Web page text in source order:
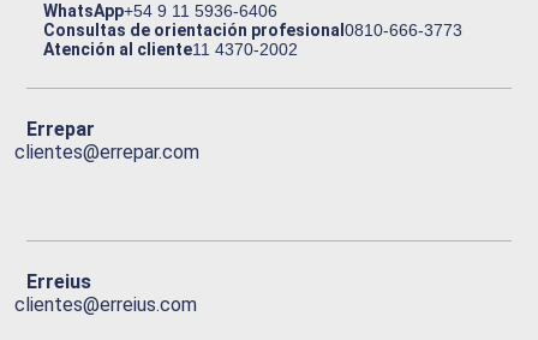
WhatsApp+54 9 11 5936-6406
Consultas de orientación profesional0810-666-3773
Atención al cliente11 4370-2002
Errepar
clientes@errepar.com
Erreius
clientes@erreius.com